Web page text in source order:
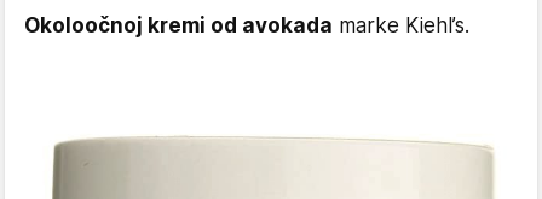
Okoloočnoj kremi od avokada marke Kiehl’s.